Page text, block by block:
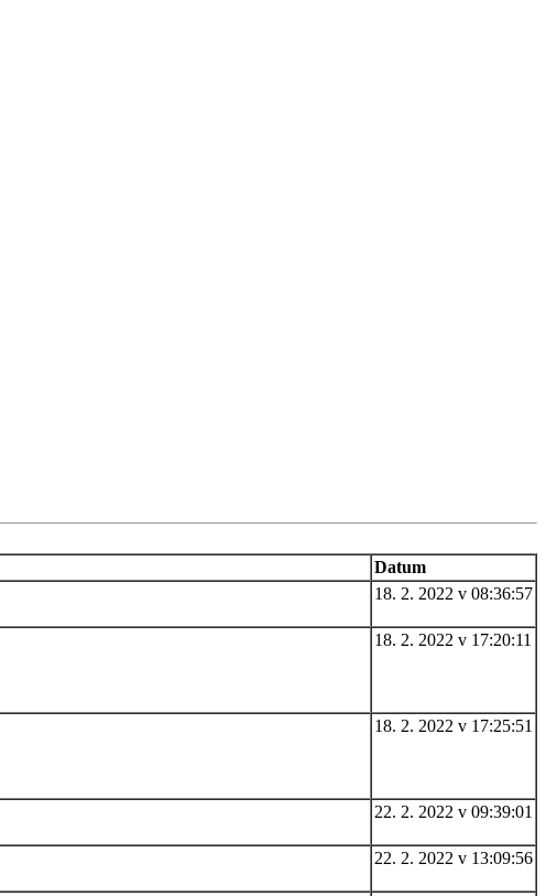
Datum
18. 2. 2022 v 08:36:57
18. 2. 2022 v 17:20:11
18. 2. 2022 v 17:25:51
22. 2. 2022 v 09:39:01
22. 2. 2022 v 13:09:56